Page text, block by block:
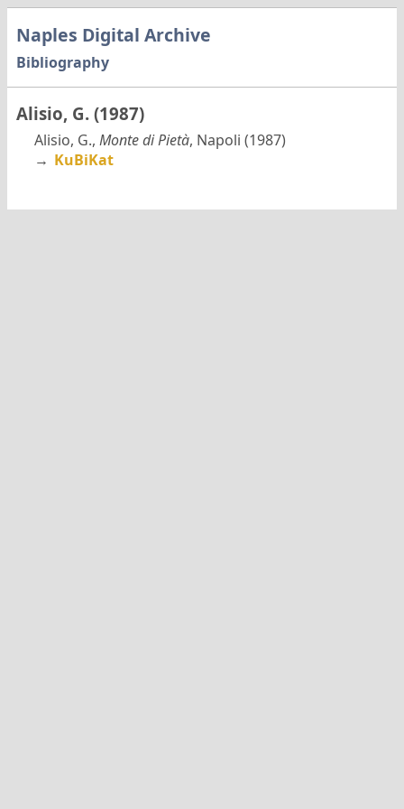
Naples Digital Archive
Bibliography
Alisio, G. (1987)
Alisio, G., Monte di Pietà, Napoli (1987)
→ KuBiKat